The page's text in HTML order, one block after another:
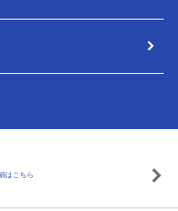
はこちら